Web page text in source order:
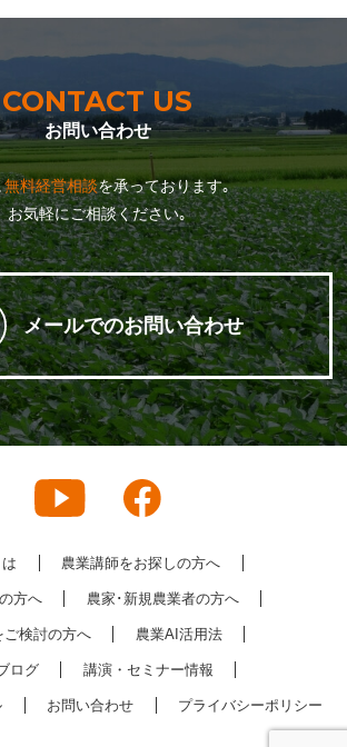
CONTACT US
お問い合わせ
無料経営相談を承っております｡
お気軽にご相談ください｡
メールでのお問い合わせ
農業講師をお探しの方へ
方へ 農家･新規農業者の方へ
ご検討の方へ 農業AI活用法
ログ 講演・セミナー情報
お問い合わせ プライバシーポリシー